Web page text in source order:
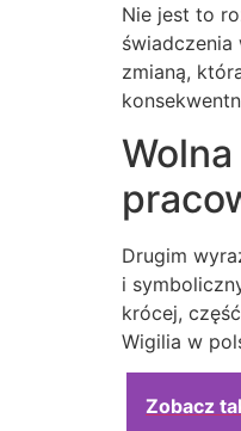
Nie jest to
świadczenia
zmianą,
Drugim
i
krócej,
Wigilia w
Zobacz